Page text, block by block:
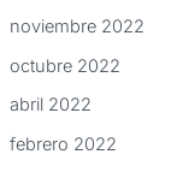
noviembre 2022
octubre 2022
abril 2022
febrero 2022